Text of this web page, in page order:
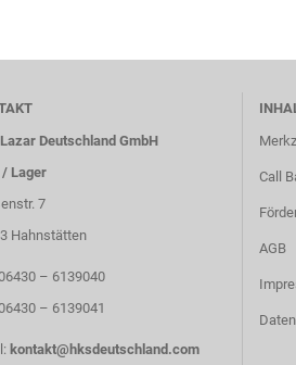
Deutschland GmbH
Lager
7
Hahnstätten
– 6139040
– 6139041
kontakt@hksdeutschland.com
Call
AGB